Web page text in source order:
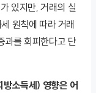
있지만, 거래의 실
원칙에 따라 거래
과를 회피한다고 단
소득세) 영향은 어